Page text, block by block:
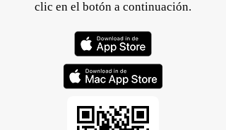
clic en el botón a continuación.